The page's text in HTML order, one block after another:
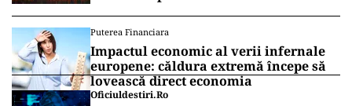
Puterea Financiara
Impactul economic al verii infernale
europene: căldura extremă începe să
lovească direct economia
Oficiuldestiri.ro